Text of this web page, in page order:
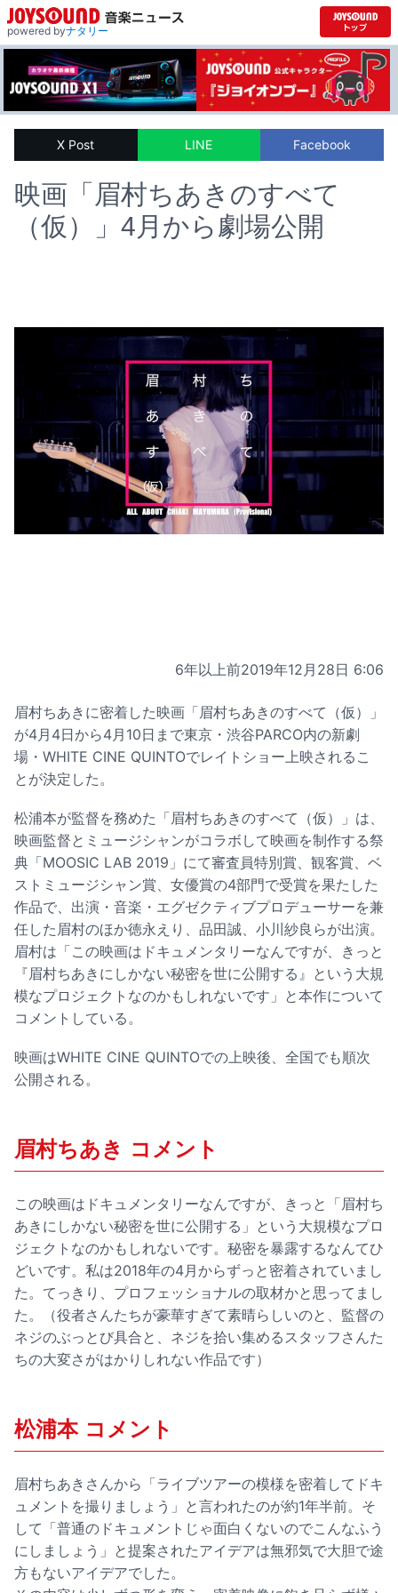
powered byナタリー
X Post LINE Facebook
映画「眉村ちあきのすべて
（仮）」4月から劇場公開
6年以上前2019年12月28日 6:06
眉村ちあきに密着した映画「眉村ちあきのすべて（仮）」
が4月4日から4月10日まで東京・渋谷PARCO内の新劇
場・WHITE CINE QUINTOでレイトショー上映されるこ
とが決定した。
松浦本が監督を務めた「眉村ちあきのすべて（仮）」は、
映画監督とミュージシャンがコラボして映画を制作する祭
典「MOOSIC LAB 2019」にて審査員特別賞、観客賞、ベ
ストミュージシャン賞、女優賞の4部門で受賞を果たした
作品で、出演・音楽・エグゼクティブプロデューサーを兼
任した眉村のほか徳永えり、品田誠、小川紗良らが出演。
眉村は「この映画はドキュメンタリーなんですが、きっと
『眉村ちあきにしかない秘密を世に公開する』という大規
模なプロジェクトなのかもしれないです」と本作について
コメントしている。
映画はWHITE CINE QUINTOでの上映後、全国でも順次
公開される。
眉村ちあき コメント
この映画はドキュメンタリーなんですが、きっと「眉村ち
あきにしかない秘密を世に公開する」という大規模なプロ
ジェクトなのかもしれないです。秘密を暴露するなんてひ
どいです。私は2018年の4月からずっと密着されていまし
た。てっきり、プロフェッショナルの取材かと思ってまし
た。（役者さんたちが豪華すぎて素晴らしいのと、監督の
ネジのぶっとび具合と、ネジを拾い集めるスタッフさんた
ちの大変さがはかりしれない作品です）
松浦本 コメント
眉村ちあきさんから「ライブツアーの模様を密着してドキ
ュメントを撮りましょう」と言われたのが約1年半前。そ
して「普通のドキュメントじゃ面白くないのでこんなふう
にしましょう」と提案されたアイデアは無邪気で大胆で途
方もないアイデアでした。